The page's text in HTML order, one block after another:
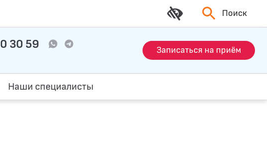
Поиск
30 59 Записаться на приём
Наши специалисты